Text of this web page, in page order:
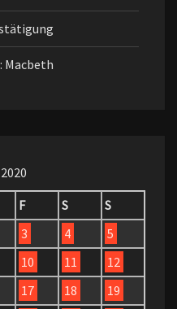
Macbeth
F S
S
3 4
5
10 11
12
17 18
19